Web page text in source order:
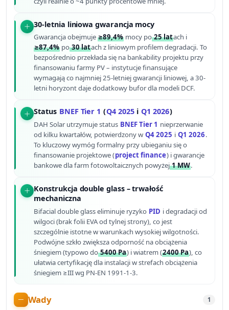
30-letnia liniowa gwarancja mocy
Gwarancja obejmuje≥89,4% mocy po25 latach i
≥87,4% po30 latach z liniowym profilem degradacji. To
bezpośrednio przekłada się na bankability projektu przy
finansowaniu farmy PV – instytucje finansujące
wymagają co najmniej 25-letniej gwarancji liniowej, a 30-
letni horyzont daje dodatkowy bufor dla modeli DCF.
Status BNEF Tier 1 (Q4 2025 i Q1 2026)
DAH Solar utrzymuje status BNEF Tier 1 nieprzerwanie
od kilku kwartałów, potwierdzony w Q4 2025 i Q1 2026.
To kluczowy wymóg formalny przy ubieganiu się o
finansowanie projektowe (project finance) i gwarancje
bankowe dla farm fotowoltaicznych powyżej1 MW.
Konstrukcja double glass – trwałość
mechaniczna
Bifacial double glass eliminuje ryzyko PID i degradacji od
wilgoci (brak folii EVA od tylnej strony), co jest
szczególnie istotne w warunkach wysokiej wilgotności.
Podwójne szkło zwiększa odporność na obciążenia
śniegiem (typowo do5400 Pa) i wiatrem (2400 Pa), co
ułatwia certyfikację dla instalacji w strefach obciążenia
śniegiem ≥III wg PN-EN 1991-1-3.
Wady 1